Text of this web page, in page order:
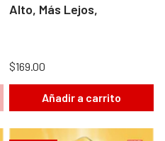
Alto, Más Lejos,
$169.00
Añadir a carrito